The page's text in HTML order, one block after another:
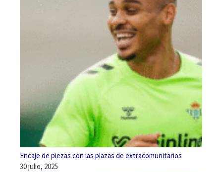
Encaje de piezas con las plazas de extracomunitarios
30 julio, 2025